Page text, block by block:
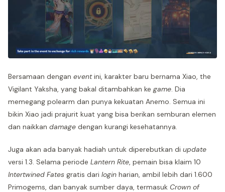
Bersamaan dengan eventini, karakter baru bernama Xiao, the
Vigilant Yaksha, yang bakal ditambahkan ke game. Dia
memegang polearm dan punya kekuatan Anemo. Semua ini
bikin Xiao jadi prajurit kuat yang bisa berikan semburan elemen
dan naikkan damage dengan kurangi kesehatannya.
Juga akan ada banyak hadiah untuk diperebutkan di update
versi 1.3. Selama periode Lantern Rite, pemain bisa klaim 10
Intertwined Fates gratis dari login harian, ambil lebih dari 1.600
Primogems, dan banyak sumber daya, termasuk Crown of